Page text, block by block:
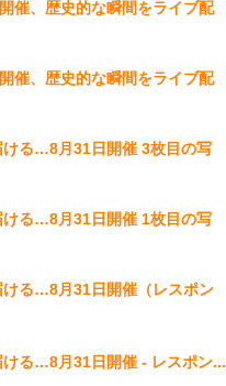
催、歴史的な瞬間をライブ配
催、歴史的な瞬間をライブ配
ける…8月31日開催 3枚目の写
ける…8月31日開催 1枚目の写
ける…8月31日開催（レスポン
ける…8月31日開催 - レスポン...